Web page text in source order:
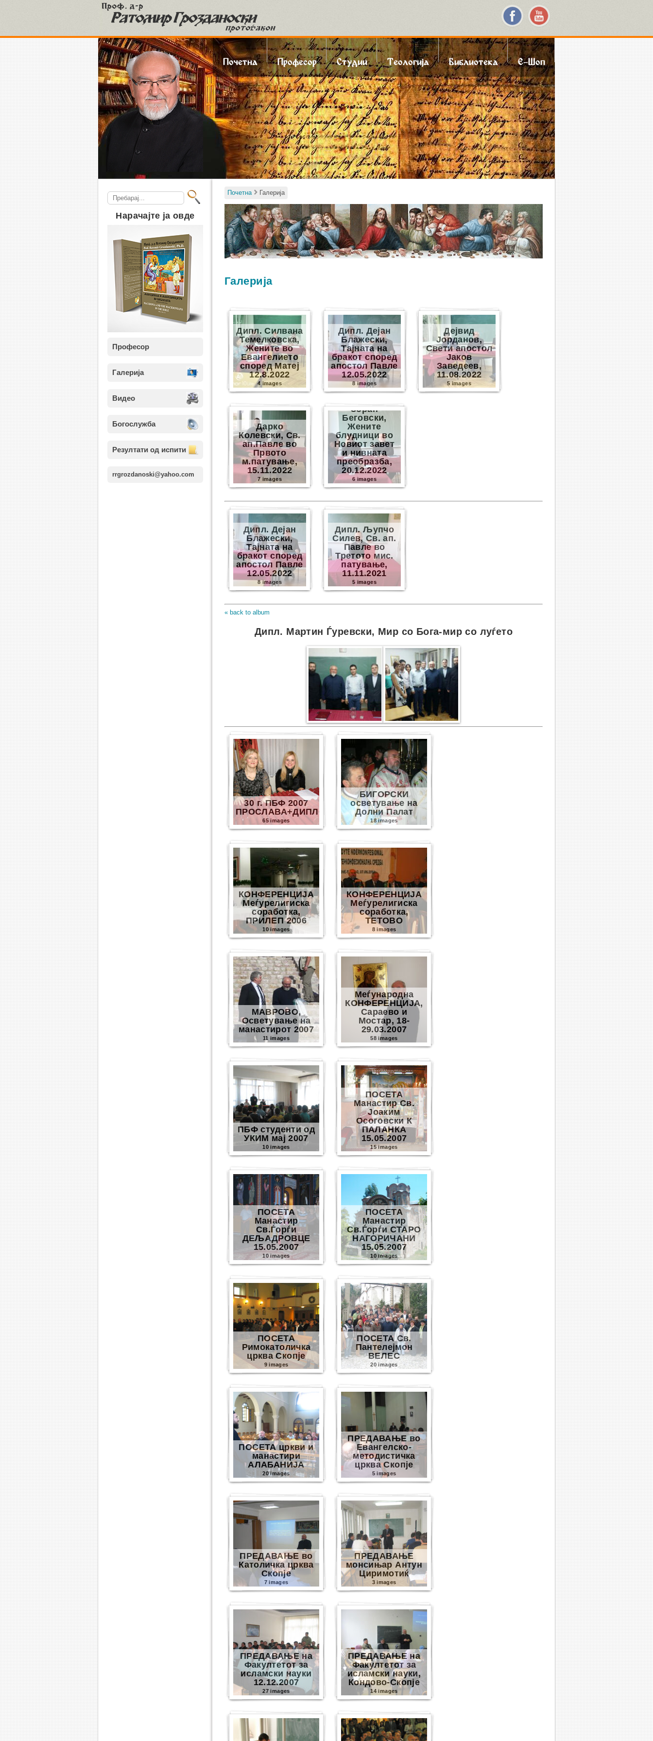
Menu
Skip to content
Почетна Професор Студии Теологија Библиотека Е-Шоп
Search
for:
Нарачајте ја овде
Професор
Галерија
Видео
Богослужба
Резултати од испити
rrgrozdanoski@yahoo.com
Почетна Галерија
Галерија
Дипл. Силвана
Темелковска,
Жените во
Евангелието
според Матеј
12.8.2022
4 images
Дипл. Дејан
Блажески,
Тајната на
бракот според
апостол Павле
12.05.2022
8 images
Дејвид
Јорданов,
Свети апостол
Јаков
Заведеев,
11.08.2022
5 images
Дарко
Колевски, Св.
ап.Павле во
Првото
м.патување,
15.11.2022
7 images
Зоран
Беговски,
Жените
блудници во
Новиот завет
и нивната
преобразба,
20.12.2022
6 images
Дипл. Дејан
Блажески,
Тајната на
бракот според
апостол Павле
12.05.2022
8 images
Дипл. Љупчо
Силев, Св. ап.
Павле во
Третото мис.
патување,
11.11.2021
5 images
« back to album
Дипл. Мартин Ѓуревски, Мир со Бога-мир со луѓето
30 г. ПБФ 2007
ПРОСЛАВА+ДИПЛОМИ
65 images
БИГОРСКИ
осветување на
Долни Палат
18 images
КОНФЕРЕНЦИЈА
Меѓурелигиска
соработка,
ПРИЛЕП 2006
10 images
КОНФЕРЕНЦИЈА
Меѓурелигиска
соработка,
ТЕТОВО
8 images
МАВРОВО,
Осветување на
манастирот 2007
11 images
Меѓународна
КОНФЕРЕНЦИЈА,
Сараево и
Мостар, 18-
29.03.2007
58 images
ПБФ студенти од
УКИМ мај 2007
10 images
ПОСЕТА
Манастир Св.
Јоаким
Осоговски К
ПАЛАНКА
15.05.2007
15 images
ПОСЕТА
Манастир
Св.Ѓорѓи
ДЕЉАДРОВЦЕ
15.05.2007
10 images
ПОСЕТА
Манастир
Св.Ѓорѓи СТАРО
НАГОРИЧАНИ
15.05.2007
10 images
ПОСЕТА
Римокатоличка
црква Скопје
9 images
ПОСЕТА Св.
Пантелејмон
ВЕЛЕС
20 images
ПОСЕТА цркви и
манастири
АЛАБАНИЈА
20 images
ПРЕДАВАЊЕ во
Евангелско-
методистичка
црква Скопје
5 images
ПРЕДАВАЊЕ во
Католичка црква
Скопје
7 images
ПРЕДАВАЊЕ
монсињар Антун
Циримотиќ
3 images
ПРЕДАВАЊЕ на
Факултетот за
исламски науки
12.12.2007
27 images
ПРЕДАВАЊЕ на
Факултетот за
исламски науки,
Кондово-Скопје
14 images